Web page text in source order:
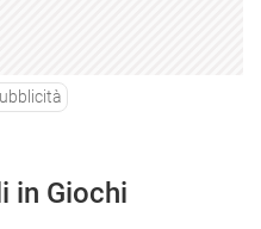
in Giochi